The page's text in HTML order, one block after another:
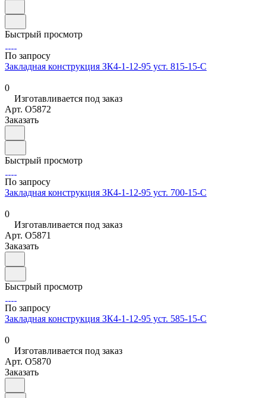
Быстрый просмотр
По запросу
Закладная конструкция ЗК4-1-12-95 уст. 815-15-С
0
Изготавливается под заказ
Арт. O5872
Заказать
Быстрый просмотр
По запросу
Закладная конструкция ЗК4-1-12-95 уст. 700-15-С
0
Изготавливается под заказ
Арт. O5871
Заказать
Быстрый просмотр
По запросу
Закладная конструкция ЗК4-1-12-95 уст. 585-15-С
0
Изготавливается под заказ
Арт. O5870
Заказать